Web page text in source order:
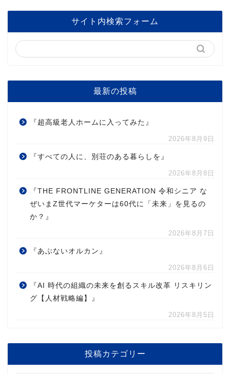
サイト内検索フォーム
最新の投稿
『超高級老人ホームに入ってみた』
2026年8月9日
『すべての人に、別荘のある暮らしを』
2026年8月8日
『THE FRONTLINE GENERATION 令和シニア な
ぜいまZ世代マーケターは60代に「未来」を見るの
か？』
2026年8月7日
『あぶないオルカン』
2026年8月6日
『AI 時代の組織の未来を創るスキル改革 リスキリン
グ【人材戦略編】』
2026年8月5日
投稿カテゴリー